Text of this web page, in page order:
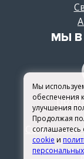
МЫ В
Согласие
Мы
обеспечения
улучшения
Продолжая
соглашаетесь
cookie и